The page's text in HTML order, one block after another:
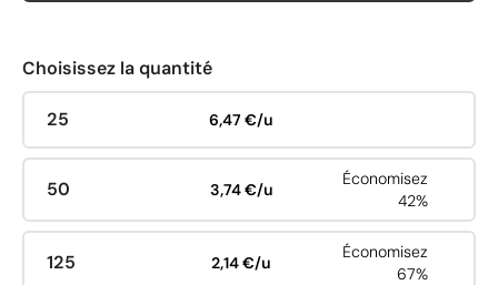
Choisissez la quantité
25 6,47 €/u
50 3,74 €/u
Économisez
42%
125 2,14 €/u
Économisez
67%